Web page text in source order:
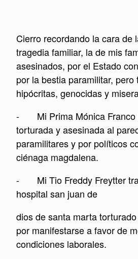
Cierro recordando la cara de
tragedia familiar, la de mis
asesinados, por el Estado
por la bestia paramilitar,
hipócritas, genocidas y
- Mi Prima Mónica Franco
torturada y asesinada al
paramilitares y por políticos
ciénaga magdalena.
- Mi Tio Freddy Freytter
hospital san juan de
dios de santa marta
por manifestarse a favor de
condiciones laborales.